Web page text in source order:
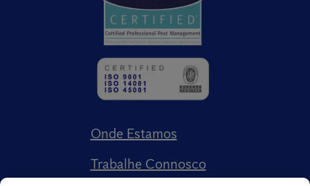
Onde Estamos
Trabalhe Connosco